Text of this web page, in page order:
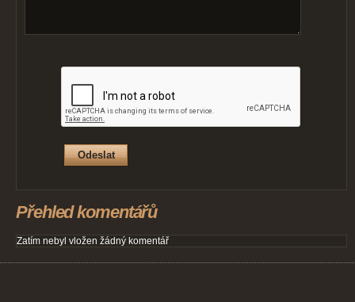
Přehled komentářů
Zatím nebyl vložen žádný komentář